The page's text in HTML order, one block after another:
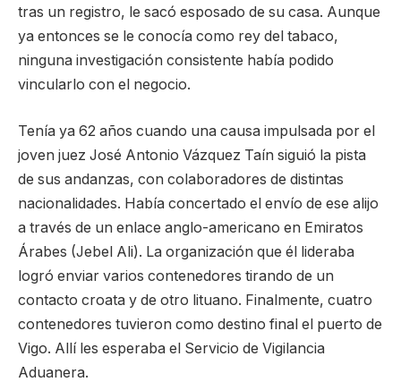
tras un registro, le sacó esposado de su casa. Aunque
ya entonces se le conocía como rey del tabaco,
ninguna investigación consistente había podido
vincularlo con el negocio.
Tenía ya 62 años cuando una causa impulsada por el
joven juez José Antonio Vázquez Taín siguió la pista
de sus andanzas, con colaboradores de distintas
nacionalidades. Había concertado el envío de ese alijo
a través de un enlace anglo-americano en Emiratos
Árabes (Jebel Ali). La organización que él lideraba
logró enviar varios contenedores tirando de un
contacto croata y de otro lituano. Finalmente, cuatro
contenedores tuvieron como destino final el puerto de
Vigo. Allí les esperaba el Servicio de Vigilancia
Aduanera.